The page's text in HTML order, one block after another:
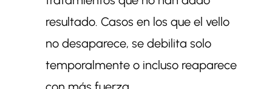
resultado. Casos en los que el vello
no desaparece, se debilita solo
temporalmente o incluso reaparece